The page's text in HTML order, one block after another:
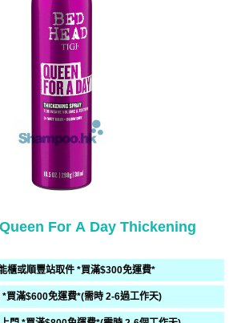
For A Day Thickening
櫃或順豐站取件 *買滿$300免運費*
*買滿$600免運費*(需時 2-6過工作天)